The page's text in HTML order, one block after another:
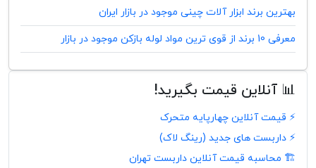
بهترین برند ابزار آلات چینی موجود در بازار ایران
معرفی 10 برند از قوی ترین مواد لوله بازکن موجود در بازار
📊 آنلاین قیمت بگیرید!
⚡ قیمت آنلاین چهارپایه متحرک
⚡ داربست های جدید (رینگ لاک)
🏗️ محاسبه قیمت آنلاین داربست تهران